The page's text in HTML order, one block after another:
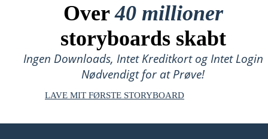
Over40 millioner
storyboards skabt
Ingen Downloads, Intet Kreditkort og Intet Login
Nødvendigt for at Prøve!
LAVE MIT FØRSTE STORYBOARD